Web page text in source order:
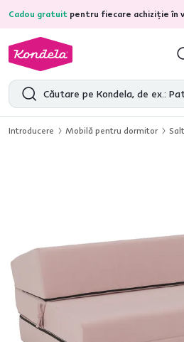
Cadou gratuit pentru fiecare achiziție în
4,7 31.211 recenzii de
Introducere Mobilă pentru dormitor